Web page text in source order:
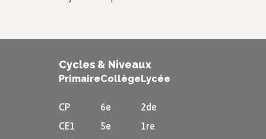
Cycles & Niveaux
Primaire
CP
CE1
Collège
6e
5e
Lycée
2de
1re